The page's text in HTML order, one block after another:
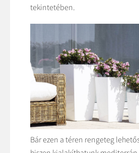
tekintetében.
Bár ezen a téren rengeteg